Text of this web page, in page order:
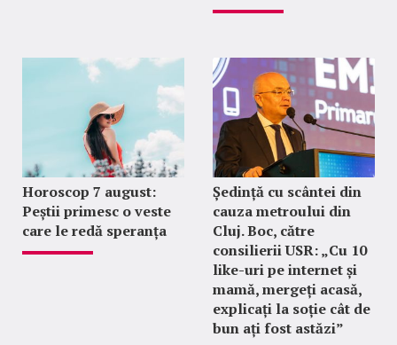
Horoscop 7 august:
Peștii primesc o veste
care le redă speranța
Ședință cu scântei din
cauza metroului din
Cluj. Boc, către
consilierii USR: „Cu 10
like-uri pe internet și
mamă, mergeți acasă,
explicați la soție cât de
bun ați fost astăzi”